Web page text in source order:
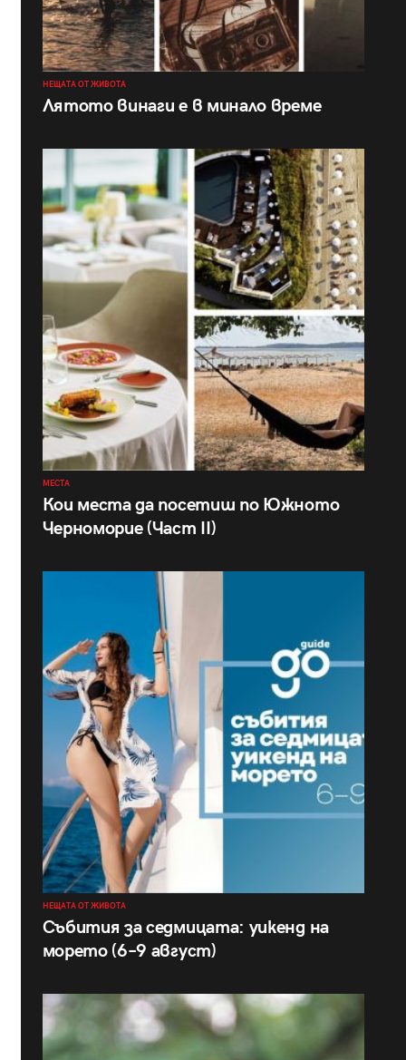
НЕЩАТА ОТ ЖИВОТА
Лятото винаги е в минало време
МЕСТА
Кои места да посетиш по Южното
Черноморие (Част II)
НЕЩАТА ОТ ЖИВОТА
Събития за седмицата: уикенд на
морето (6–9 август)